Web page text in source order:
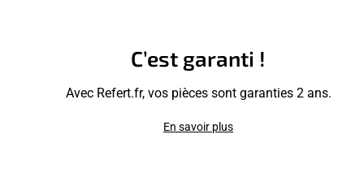
C’est garanti !
Avec Refert.fr, vos pièces sont garanties 2 ans.
En savoir plus